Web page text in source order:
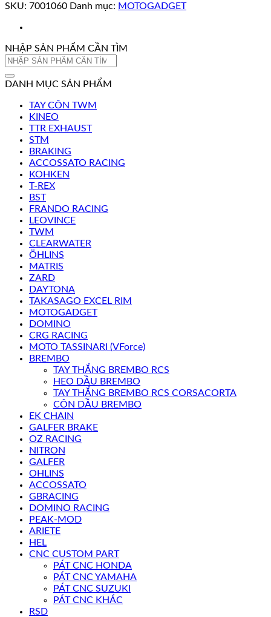
SKU: 7001060 Danh mục: MOTOGADGET
NHẬP SẢN PHẨM CẦN TÌM
Tìm
DANH MỤC SẢN PHẨM
TAY CÔN TWM
KINEO
TTR EXHAUST
STM
BRAKING
ACCOSSATO RACING
KOHKEN
T-REX
BST
FRANDO RACING
LEOVINCE
TWM
CLEARWATER
ÖHLINS
MATRIS
ZARD
DAYTONA
TAKASAGO EXCEL RIM
MOTOGADGET
DOMINO
CRG RACING
MOTO TASSINARI (VForce)
BREMBO
TAY THẮNG BREMBO RCS
HEO DẦU BREMBO
TAY THẮNG BREMBO RCS CORSACORTA
CÔN DẦU BREMBO
EK CHAIN
GALFER BRAKE
OZ RACING
NITRON
GALFER
OHLINS
ACCOSSATO
GBRACING
DOMINO RACING
PEAK-MOD
ARIETE
HEL
CNC CUSTOM PART
PÁT CNC HONDA
PÁT CNC YAMAHA
PÁT CNC SUZUKI
PÁT CNC KHÁC
RSD